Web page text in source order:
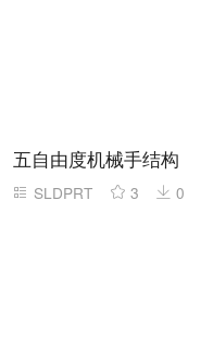
五自由度机械手结构
SLDPRT 3 0